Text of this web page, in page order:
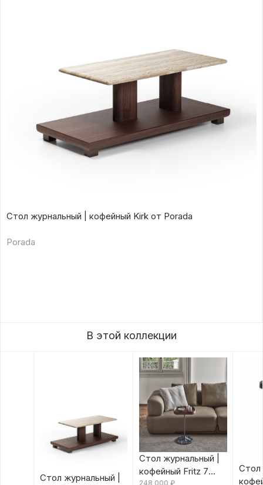
Стол журнальный | кофейный Kirk от Porada
Porada
В этой коллекции
Стол журнальный |
Стол журнальный |
кофейный Fritz 7
248 000 ₽
Стол